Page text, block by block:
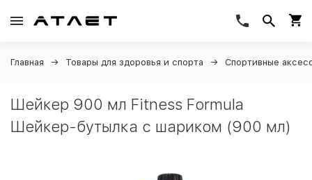
Главная Товары для здоровья и спорта Спортивные
Шейкер 900 мл Fitness Formula
Шейкер-бутылка с шариком (900 мл)